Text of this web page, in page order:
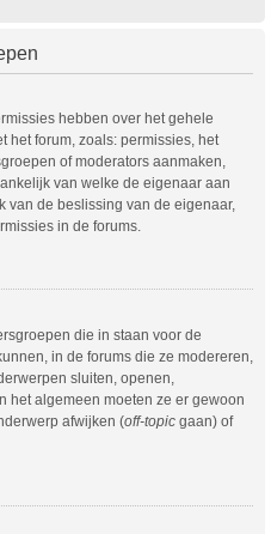
hebben over het gehele
het forum, zoals: permissies, het
of moderators aanmaken,
van welke de eigenaar aan
van de beslissing van de eigenaar,
in de forums.
die in staan voor de
in de forums die ze modereren,
sluiten, openen,
het algemeen moeten ze er gewoon
afwijken (off-topic gaan) of